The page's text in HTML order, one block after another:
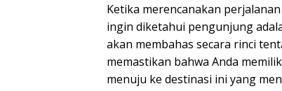
Ketika merencanakan
ingin diketahui pengunjung
akan membahas secara rinci
memastikan bahwa Anda
menuju ke destinasi ini yang